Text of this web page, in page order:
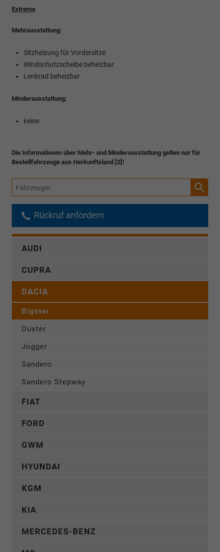
Extreme
Mehrausstattung:
Sitzheizung für Vordersitze
Windschutzscheibe beheizbar
Lenkrad beheizbar
Minderausstattung:
keine
Die Informationen über Mehr- und Minderausstattung gelten nur für
Bestellfahrzeuge aus Herkunftsland [2]!
Fahrzeugnr.
Rückruf anfordern
AUDI
CUPRA
DACIA
Bigster
Duster
Jogger
Sandero
Sandero Stepway
FIAT
FORD
GWM
HYUNDAI
KGM
KIA
MERCEDES-BENZ